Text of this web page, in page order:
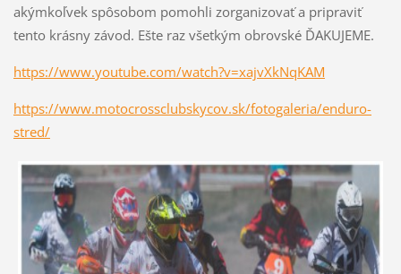
akýmkoľvek spôsobom pomohli zorganizovať a pripraviť
tento krásny závod. Ešte raz všetkým obrovské ĎAKUJEME.
https://www.youtube.com/watch?v=xajvXkNqKAM
https://www.motocrossclubskycov.sk/fotogaleria/enduro-
stred/